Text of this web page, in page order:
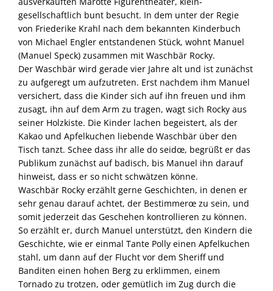
gesellschaftlich bunt besucht. In dem unter der Regie
von Friederike Krahl nach dem bekannten Kinderbuch
von Michael Engler entstandenen Stück, wohnt Manuel
(Manuel Speck) zusammen mit Waschbär Rocky.
Der Waschbär wird gerade vier Jahre alt und ist zunächst
zu aufgeregt um aufzutreten. Erst nachdem ihm Manuel
versichert, dass die Kinder sich auf ihn freuen und ihm
zusagt, ihn auf dem Arm zu tragen, wagt sich Rocky aus
seiner Holzkiste. Die Kinder lachen begeistert, als der
Kakao und Apfelkuchen liebende Waschbär über den
Tisch tanzt. Schee dass ihr alle do seidœ, begrüßt er das
Publikum zunächst auf badisch, bis Manuel ihn darauf
hinweist, dass er so nicht schwätzen könne.
Waschbär Rocky erzählt gerne Geschichten, in denen er
sehr genau darauf achtet, der Bestimmerœ zu sein, und
somit jederzeit das Geschehen kontrollieren zu können.
So erzählt er, durch Manuel unterstützt, den Kindern die
Geschichte, wie er einmal Tante Polly einen Apfelkuchen
stahl, um dann auf der Flucht vor dem Sheriff und
Banditen einen hohen Berg zu erklimmen, einem
Tornado zu trotzen, oder gemütlich im Zug durch die